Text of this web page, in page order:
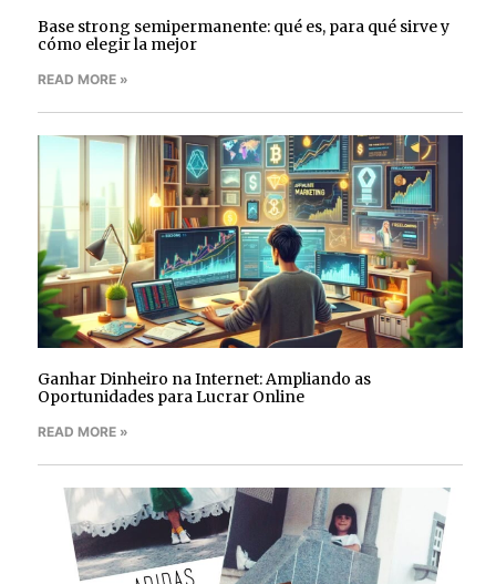
Base strong semipermanente: qué es, para qué sirve y
cómo elegir la mejor
READ MORE »
Ganhar Dinheiro na Internet: Ampliando as
Oportunidades para Lucrar Online
READ MORE »